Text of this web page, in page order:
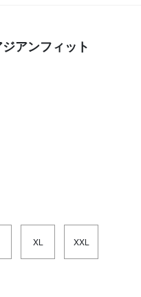
アンフィット
XL XXL